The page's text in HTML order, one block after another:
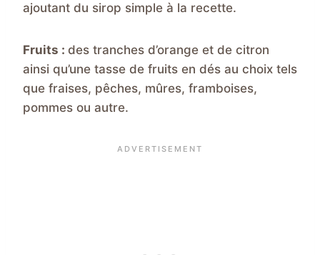
ajoutant du sirop simple à la recette.
Fruits : des tranches d’orange et de citron
ainsi qu’une tasse de fruits en dés au choix tels
que fraises, pêches, mûres, framboises,
pommes ou autre.